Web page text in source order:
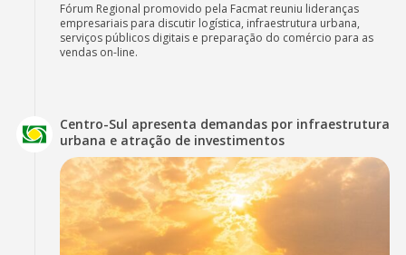
Fórum Regional promovido pela Facmat reuniu lideranças
empresariais para discutir logística, infraestrutura urbana,
serviços públicos digitais e preparação do comércio para as
vendas on-line.
Centro-Sul apresenta demandas por infraestrutura
urbana e atração de investimentos